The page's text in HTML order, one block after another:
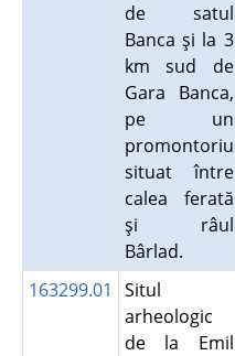
de satul
Banca şi la 3
km sud de
Gara Banca,
pe un
promontoriu
situat între
calea ferată
şi râul
Bârlad.
163299.01
Situl
arheologic
de la Emil